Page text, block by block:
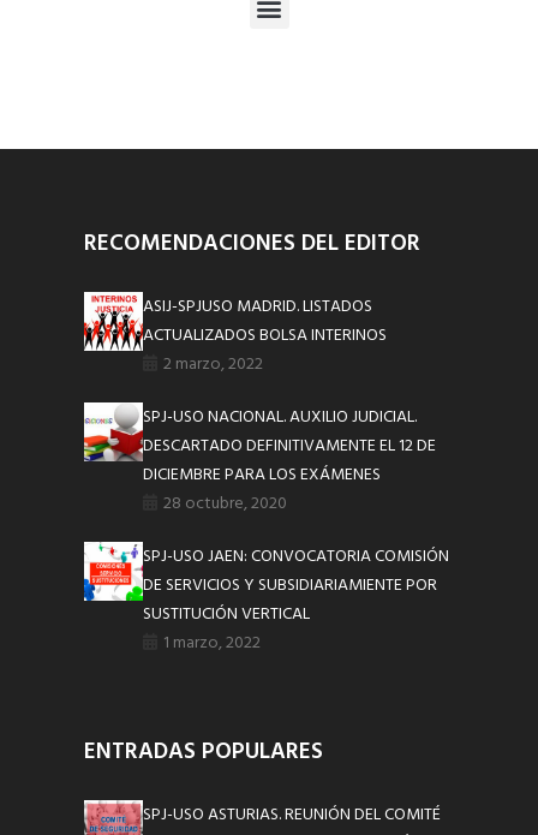
RECOMENDACIONES DEL EDITOR
ASIJ-SPJUSO MADRID. LISTADOS
ACTUALIZADOS BOLSA INTERINOS
2 marzo, 2022
SPJ-USO NACIONAL. AUXILIO JUDICIAL.
DESCARTADO DEFINITIVAMENTE EL 12 DE
DICIEMBRE PARA LOS EXÁMENES
28 octubre, 2020
SPJ-USO JAEN: CONVOCATORIA COMISIÓN
DE SERVICIOS Y SUBSIDIARIAMIENTE POR
SUSTITUCIÓN VERTICAL
1 marzo, 2022
ENTRADAS POPULARES
SPJ-USO ASTURIAS. REUNIÓN DEL COMITÉ